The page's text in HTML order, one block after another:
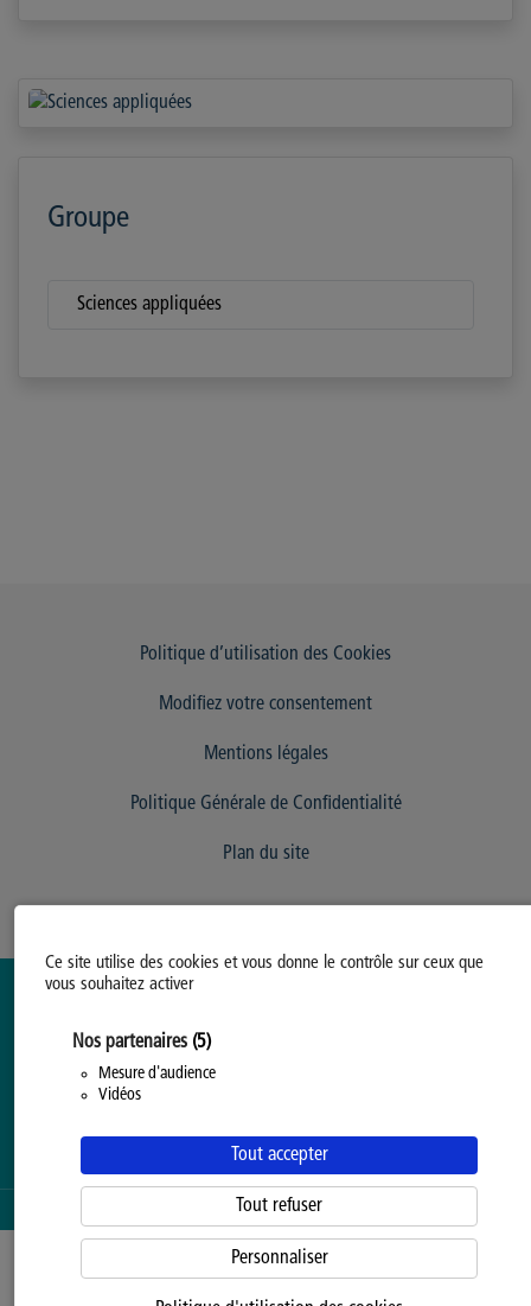
Ce site utilise des cookies et vous donne le contrôle sur ceux que
vous souhaitez activer
Nos partenaires (5)
Mesure d'audience
Vidéos
Tout accepter
Tout refuser
Personnaliser
Groupe
Sciences appliquées
Politique d’utilisation des Cookies
Modifiez votre consentement
Mentions légales
Politique Générale de Confidentialité
Plan du site